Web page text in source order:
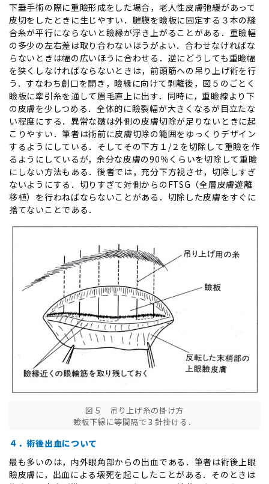
下垂手術の際に重瞼形成をした場合，老人性皮膚弛緩があって
皮切をしたときに生じやすい．腱膜を瞼板に固定する３本の縫
合糸が平行にならないと瞼縁が浮き上がることがある．重瞼幅
の多少の左右差は取り合わないほうがよい．合わせなければな
らないときは幅の広いほうに合わせる．逆にどうしても重瞼幅
を狭くしなければならないときは，前頭筋への吊り上げ術を行
う．すなわち創口を開き，瞼縁に向けて剥離後，図５のごとく
瞼板に牽引糸を通して眉毛直上に出す．同時に，重瞼線より下
の皮膚を少しつめる．全体的に瞼裂幅が大きくなるが目立たな
い程度にする．異常な皺は外側の皮膚切除が足りないときに起
こりやすい．筆者は術前に皮膚切除の範囲をゆっくりデザイン
するようにしている．そしてその下方１/２を切除して重瞼を作
るようにしているが，余分な皮膚の90％くらいを切除して重瞼
にしない方法もある．後者では，充分下方視させ，切除しすぎ
ないようにする．切りすぎて対側からのFTSG（全層皮膚遊離
移植）を行わねばならないことがある．切除した皮膚をすぐに
捨てないことである．
図５ 吊り上げ糸の掛け方
瞼板下縁に等間隔で３針掛ける．
４．術後出血について
最も多いのは，内外眼角部からの出血である．筆者は術後上眼
瞼皮膚に，出血による壊死を起こしたことがある．そのときは